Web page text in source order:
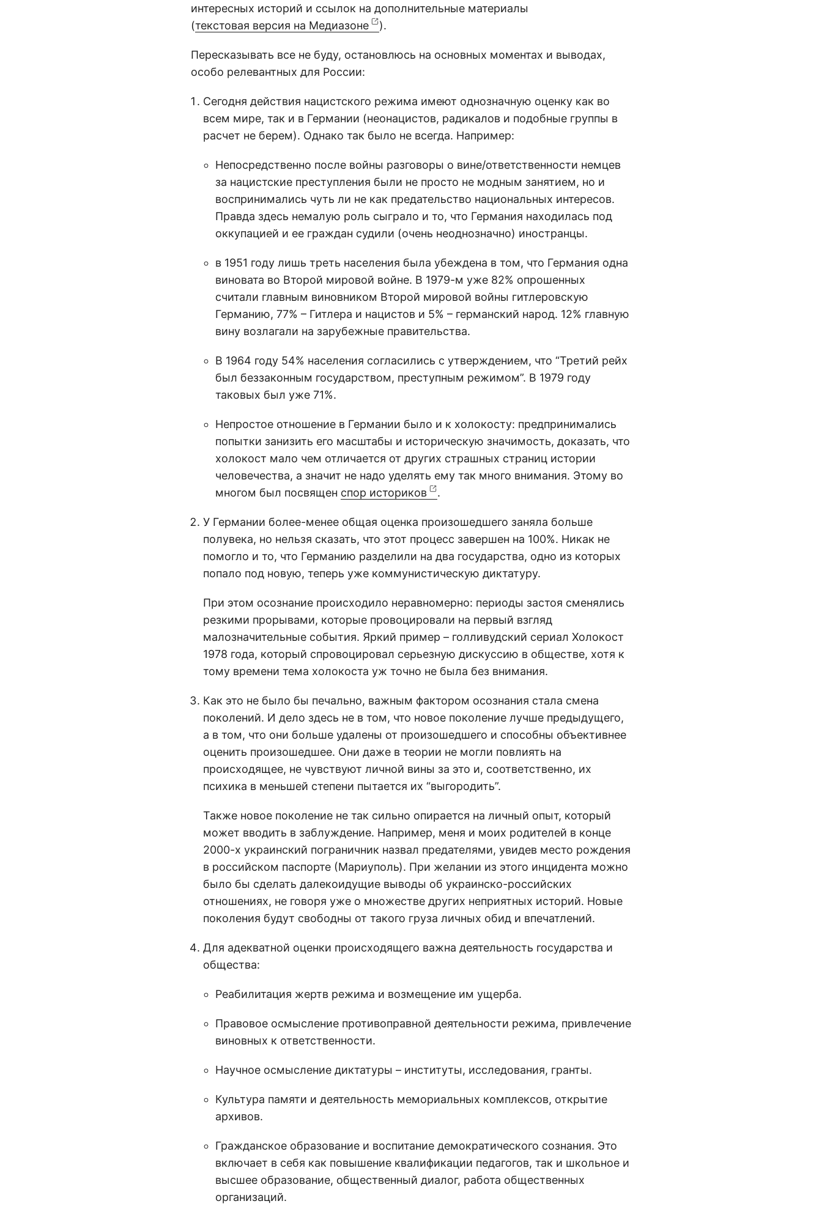
интересных историй и ссылок на дополнительные материалы
(текстовая версия на Медиазоне ).
Пересказывать все не буду, остановлюсь на основных моментах и выводах,
особо релевантных для России:
Сегодня действия нацистского режима имеют однозначную оценку как во
всем мире, так и в Германии (неонацистов, радикалов и подобные группы в
расчет не берем). Однако так было не всегда. Например:
Непосредственно после войны разговоры о вине/ответственности немцев
за нацистские преступления были не просто не модным занятием, но и
воспринимались чуть ли не как предательство национальных интересов.
Правда здесь немалую роль сыграло и то, что Германия находилась под
оккупацией и ее граждан судили (очень неоднозначно) иностранцы.
в 1951 году лишь треть населения была убеждена в том, что Германия одна
виновата во Второй мировой войне. В 1979-м уже 82% опрошенных
считали главным виновником Второй мировой войны гитлеровскую
Германию, 77% – Гитлера и нацистов и 5% – германский народ. 12% главную
вину возлагали на зарубежные правительства.
В 1964 году 54% населения согласились с утверждением, что “Третий рейх
был беззаконным государством, преступным режимом”. В 1979 году
таковых был уже 71%.
Непростое отношение в Германии было и к холокосту: предпринимались
попытки занизить его масштабы и историческую значимость, доказать, что
холокост мало чем отличается от других страшных страниц истории
человечества, а значит не надо уделять ему так много внимания. Этому во
многом был посвящен спор историков .
У Германии более-менее общая оценка произошедшего заняла больше
полувека, но нельзя сказать, что этот процесс завершен на 100%. Никак не
помогло и то, что Германию разделили на два государства, одно из которых
попало под новую, теперь уже коммунистическую диктатуру.
При этом осознание происходило неравномерно: периоды застоя сменялись
резкими прорывами, которые провоцировали на первый взгляд
малозначительные события. Яркий пример – голливудский сериал Холокост
1978 года, который спровоцировал серьезную дискуссию в обществе, хотя к
тому времени тема холокоста уж точно не была без внимания.
Как это не было бы печально, важным фактором осознания стала смена
поколений. И дело здесь не в том, что новое поколение лучше предыдущего,
а в том, что они больше удалены от произошедшего и способны объективнее
оценить произошедшее. Они даже в теории не могли повлиять на
происходящее, не чувствуют личной вины за это и, соответственно, их
психика в меньшей степени пытается их “выгородить”.
Также новое поколение не так сильно опирается на личный опыт, который
может вводить в заблуждение. Например, меня и моих родителей в конце
2000-х украинский пограничник назвал предателями, увидев место рождения
в российском паспорте (Мариуполь). При желании из этого инцидента можно
было бы сделать далекоидущие выводы об украинско-российских
отношениях, не говоря уже о множестве других неприятных историй. Новые
поколения будут свободны от такого груза личных обид и впечатлений.
Для адекватной оценки происходящего важна деятельность государства и
общества:
Реабилитация жертв режима и возмещение им ущерба.
Правовое осмысление противоправной деятельности режима, привлечение
виновных к ответственности.
Научное осмысление диктатуры – институты, исследования, гранты.
Культура памяти и деятельность мемориальных комплексов, открытие
архивов.
Гражданское образование и воспитание демократического сознания. Это
включает в себя как повышение квалификации педагогов, так и школьное и
высшее образование, общественный диалог, работа общественных
организаций.